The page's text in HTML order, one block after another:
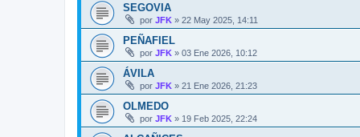
SEGOVIA
por JFK » 22 May 2025, 14:11
PEÑAFIEL
por JFK » 03 Ene 2026, 10:12
ÁVILA
por JFK » 21 Ene 2026, 21:23
OLMEDO
por JFK » 19 Feb 2025, 22:24